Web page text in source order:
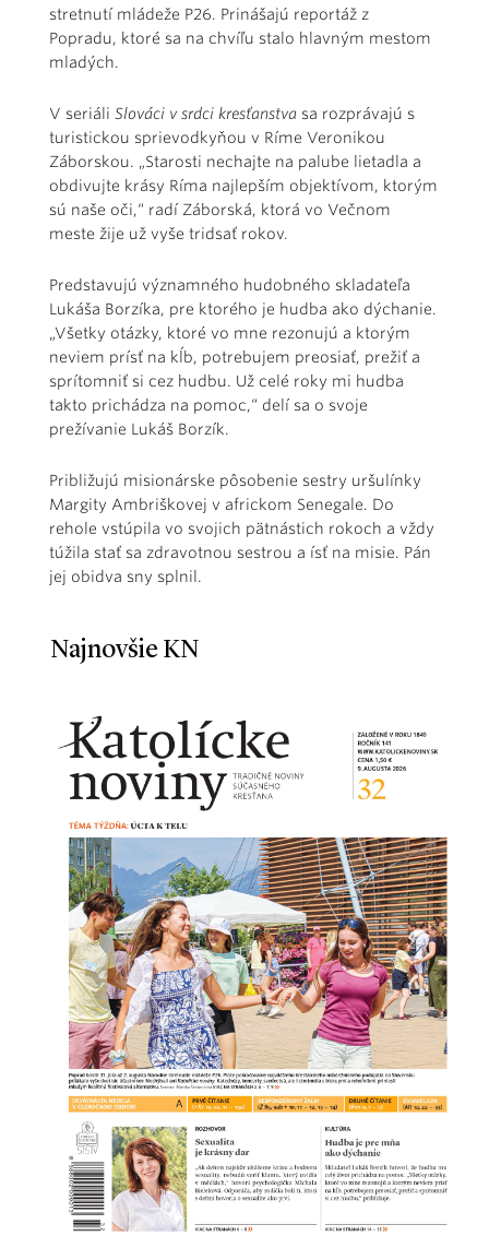
stretnutí mládeže P26. Prinášajú reportáž z
Popradu, ktoré sa na chvíľu stalo hlavným mestom
mladých.
V seriáli Slováci v srdci kresťanstva sa rozprávajú s
turistickou sprievodkyňou v Ríme Veronikou
Záborskou. „Starosti nechajte na palube lietadla a
obdivujte krásy Ríma najlepším objektívom, ktorým
sú naše oči,“ radí Záborská, ktorá vo Večnom
meste žije už vyše tridsať rokov.
Predstavujú významného hudobného skladateľa
Lukáša Borzíka, pre ktorého je hudba ako dýchanie.
„Všetky otázky, ktoré vo mne rezonujú a ktorým
neviem prísť na kĺb, potrebujem preosiať, prežiť a
sprítomniť si cez hudbu. Už celé roky mi hudba
takto prichádza na pomoc,“ delí sa o svoje
prežívanie Lukáš Borzík.
Približujú misionárske pôsobenie sestry uršulínky
Margity Ambriškovej v africkom Senegale. Do
rehole vstúpila vo svojich pätnástich rokoch a vždy
túžila stať sa zdravotnou sestrou a ísť na misie. Pán
jej obidva sny splnil.
Najnovšie KN